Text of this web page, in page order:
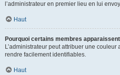
l’administrateur en premier lieu en lui
Haut
Pourquoi certains membres
L’administrateur peut attribuer une
rendre facilement identifiables.
Haut